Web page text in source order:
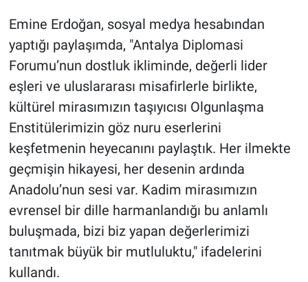
Emine Erdoğan, sosyal medya hesabından
yaptığı paylaşımda, "Antalya Diplomasi
Forumu’nun dostluk ikliminde, değerli lider
eşleri ve uluslararası misafirlerle birlikte,
kültürel mirasımızın taşıyıcısı Olgunlaşma
Enstitülerimizin göz nuru eserlerini
keşfetmenin heyecanını paylaştık. Her ilmekte
geçmişin hikayesi, her desenin ardında
Anadolu’nun sesi var. Kadim mirasımızın
evrensel bir dille harmanlandığı bu anlamlı
buluşmada, bizi biz yapan değerlerimizi
tanıtmak büyük bir mutluluktu," ifadelerini
kullandı.